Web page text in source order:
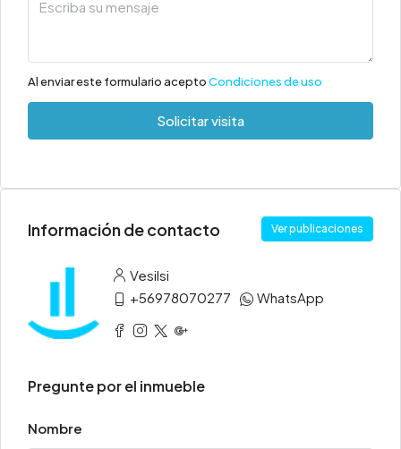
Al enviar este formulario aceptoCondiciones de uso
Solicitar visita
Información de contacto Ver publicaciones
Vesilsi
+56978070277
WhatsApp
Pregunte por el inmueble
Nombre